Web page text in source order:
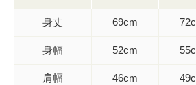
身丈 69cm
身幅 52cm
肩幅 46cm